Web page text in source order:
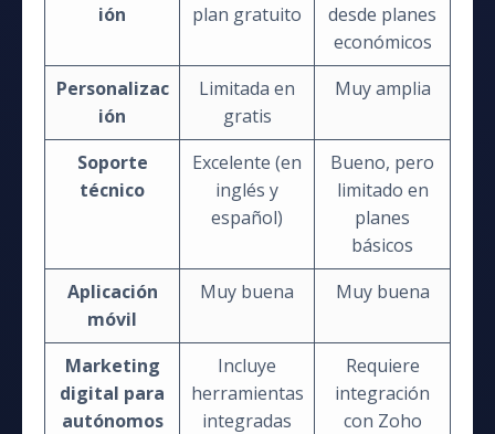
ión
plan gratuito
desde planes
económicos
Personalizac
ión
Limitada en
gratis
Muy amplia
Soporte
técnico
Excelente (en
inglés y
español)
Bueno, pero
limitado en
planes
básicos
Aplicación
móvil
Muy buena Muy buena
Marketing
digital para
autónomos
Incluye
herramientas
integradas
Requiere
integración
con Zoho